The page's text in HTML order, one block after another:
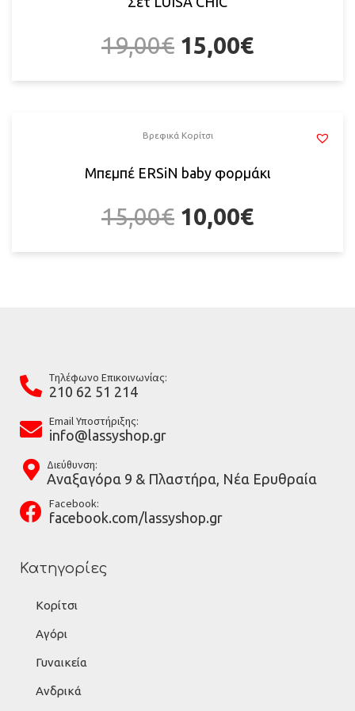
19,00€ 15,00€
Βρεφικά Κορίτσι
Μπεμπέ ERSiN baby φορμάκι
15,00€ 10,00€
Tηλέφωνο Επικοινωνίας:
210 62 51 214
Email Υποστήριξης:
info@lassyshop.gr
Διεύθυνση:
Αναξαγόρα 9 & Πλαστήρα, Νέα Ερυθραία
Facebook:
facebook.com/lassyshop.gr
Κατηγορίες
Κορίτσι
Αγόρι
Γυναικεία
Ανδρικά